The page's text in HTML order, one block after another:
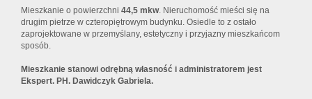
Mieszkanie o powierzchni 44,5 mkw. Nieruchomość mieści się na
drugim pietrze w czteropiętrowym budynku. Osiedle to z ostało
zaprojektowane w przemyślany, estetyczny i przyjazny mieszkańcom
sposób.
Mieszkanie stanowi odrębną własność i administratorem jest
Ekspert. PH. Dawidczyk Gabriela.